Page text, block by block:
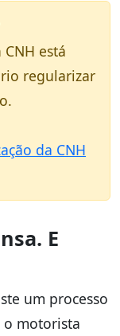
está
regularizar
da CNH
E
um processo
motorista